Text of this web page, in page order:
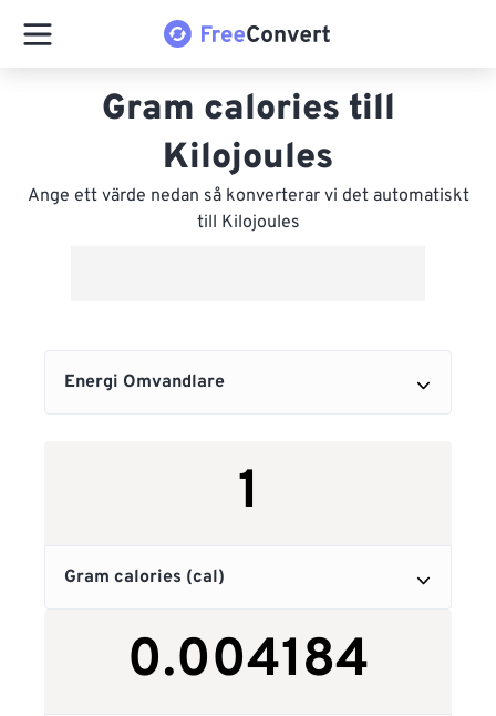
Gram calories till
Kilojoules
Ange ett värde nedan så konverterar vi det automatiskt
till Kilojoules